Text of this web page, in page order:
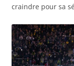
craindre pour sa